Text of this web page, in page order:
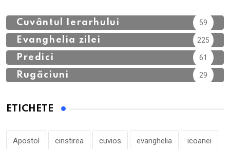
Cuvântul Ierarhului 59
Evanghelia zilei 225
Predici 61
Rugăciuni 29
ETICHETE
Apostol cinstirea cuvios evanghelia icoanei